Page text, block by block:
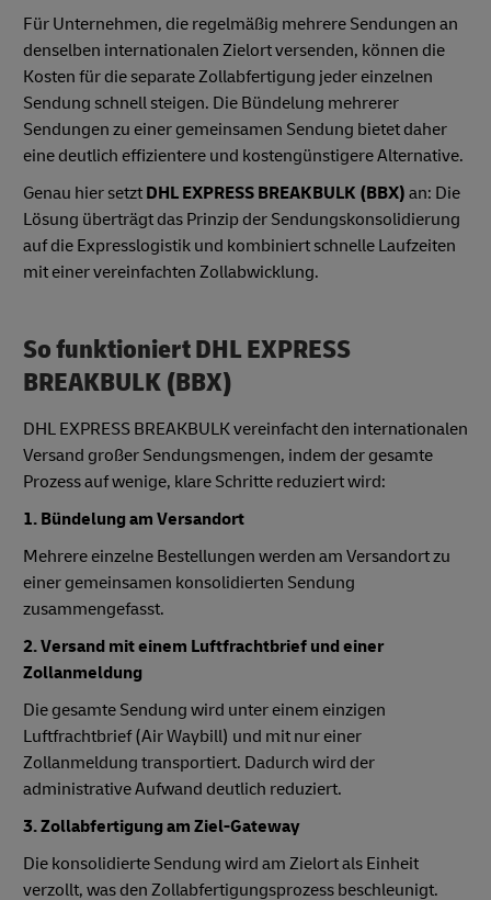
Für Unternehmen, die regelmäßig mehrere Sendungen an
denselben internationalen Zielort versenden, können die
Kosten für die separate Zollabfertigung jeder einzelnen
Sendung schnell steigen. Die Bündelung mehrerer
Sendungen zu einer gemeinsamen Sendung bietet daher
eine deutlich effizientere und kostengünstigere Alternative.
Genau hier setzt DHL EXPRESS BREAKBULK (BBX) an: Die
Lösung überträgt das Prinzip der Sendungskonsolidierung
auf die Expresslogistik und kombiniert schnelle Laufzeiten
mit einer vereinfachten Zollabwicklung.
So funktioniert DHL EXPRESS
BREAKBULK (BBX)
DHL EXPRESS BREAKBULK vereinfacht den internationalen
Versand großer Sendungsmengen, indem der gesamte
Prozess auf wenige, klare Schritte reduziert wird:
1. Bündelung am Versandort
Mehrere einzelne Bestellungen werden am Versandort zu
einer gemeinsamen konsolidierten Sendung
zusammengefasst.
2. Versand mit einem Luftfrachtbrief und einer
Zollanmeldung
Die gesamte Sendung wird unter einem einzigen
Luftfrachtbrief (Air Waybill) und mit nur einer
Zollanmeldung transportiert. Dadurch wird der
administrative Aufwand deutlich reduziert.
3. Zollabfertigung am Ziel-Gateway
Die konsolidierte Sendung wird am Zielort als Einheit
verzollt, was den Zollabfertigungsprozess beschleunigt.